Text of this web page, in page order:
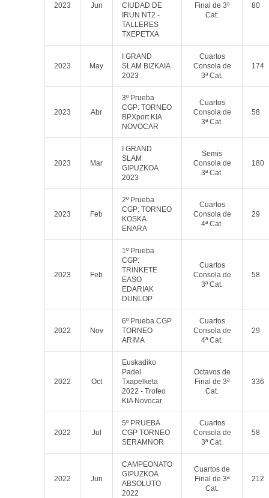
2023 Jun
CIUDAD DE
IRUN NT2 -
TALLERES
TXEPETXA
Final de 3ª
Cat.
80
2023 May
I GRAND
SLAM BIZKAIA
2023
Cuartos
Consola de
3ª Cat.
174
2023 Abr
3º Prueba
CGP: TORNEO
BPXport KIA
NOVOCAR
Cuartos
Consola de
3ª Cat.
58
2023 Mar
I GRAND
SLAM
GIPUZKOA
2023
Semis
Consola de
3ª Cat.
180
2023 Feb
2º Prueba
CGP: TORNEO
KOSKA
ENARA
Cuartos
Consola de
4ª Cat.
29
2023 Feb
1º Prueba
CGP:
TRINKETE
EASO
EDARIAK
DUNLOP
Cuartos
Consola de
3ª Cat.
58
2022 Nov
6º Prueba CGP
TORNEO
ARIMA
Cuartos
Consola de
4ª Cat.
29
2022 Oct
Euskadiko
Padel
Txapelketa
2022 - Trofeo
KIA Novocar
Octavos de
Final de 3ª
Cat.
336
2022 Jul
5º PRUEBA
CGP TORNEO
SERAMNOR
Cuartos
Consola de
3ª Cat.
58
2022 Jun
CAMPEONATO
GIPUZKOA
ABSOLUTO
2022
Cuartos de
Final de 3ª
Cat.
212